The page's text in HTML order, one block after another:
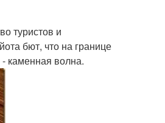
туристов и
бют, что на границе
каменная волна.